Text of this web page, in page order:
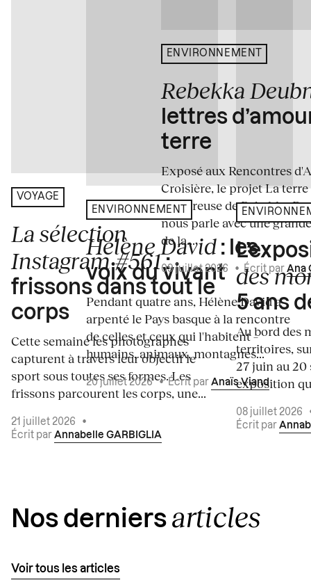
VOYAGE
La sélection
Instagram #561:
frissons dans tout le
corps
Cette semaine les photographes
capturent à travers leur objectif le
sport sous toutes ses formes. Les
frissons parcourent les corps, une...
21 juillet 2026
•
Écrit par Annabelle GARBIGLIA
ENVIRONNEMENT
Hélène David : les
voix du vivant
Pendant quatre ans, Hélène David a
arpenté le Pays basque à la rencontre
de celles et ceux qui l'habitent –
humains, animaux, montagnes...
20 juillet 2026•Écrit par Anaïs Viand
ENVIRONNEMENT
Rebekka
lettres
terre
Exposé aux Rencontres
Croisière, le projet La terre
amoureuse de Rebekka
nous parle avec une
de la...
09 juillet 2026 • Écrit par Ana
des
5 ans
Au bord des
territoires,
27 juin au 20
exposition
08 juillet 2026
Écrit par
Nos derniers articles
Voir tous les articles